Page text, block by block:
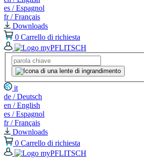
es / Espagnol
fr / Français
Downloads
0 Carrello di richiesta
it
de / Deutsch
en / English
es / Espagnol
fr / Français
Downloads
0 Carrello di richiesta